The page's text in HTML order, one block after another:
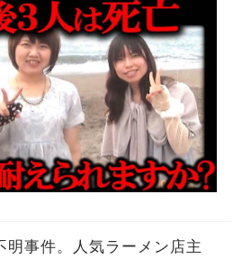
明事件。人気ラーメン店主